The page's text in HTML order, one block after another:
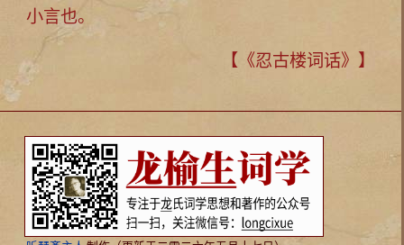
小言也。
【《忍古楼词话》】